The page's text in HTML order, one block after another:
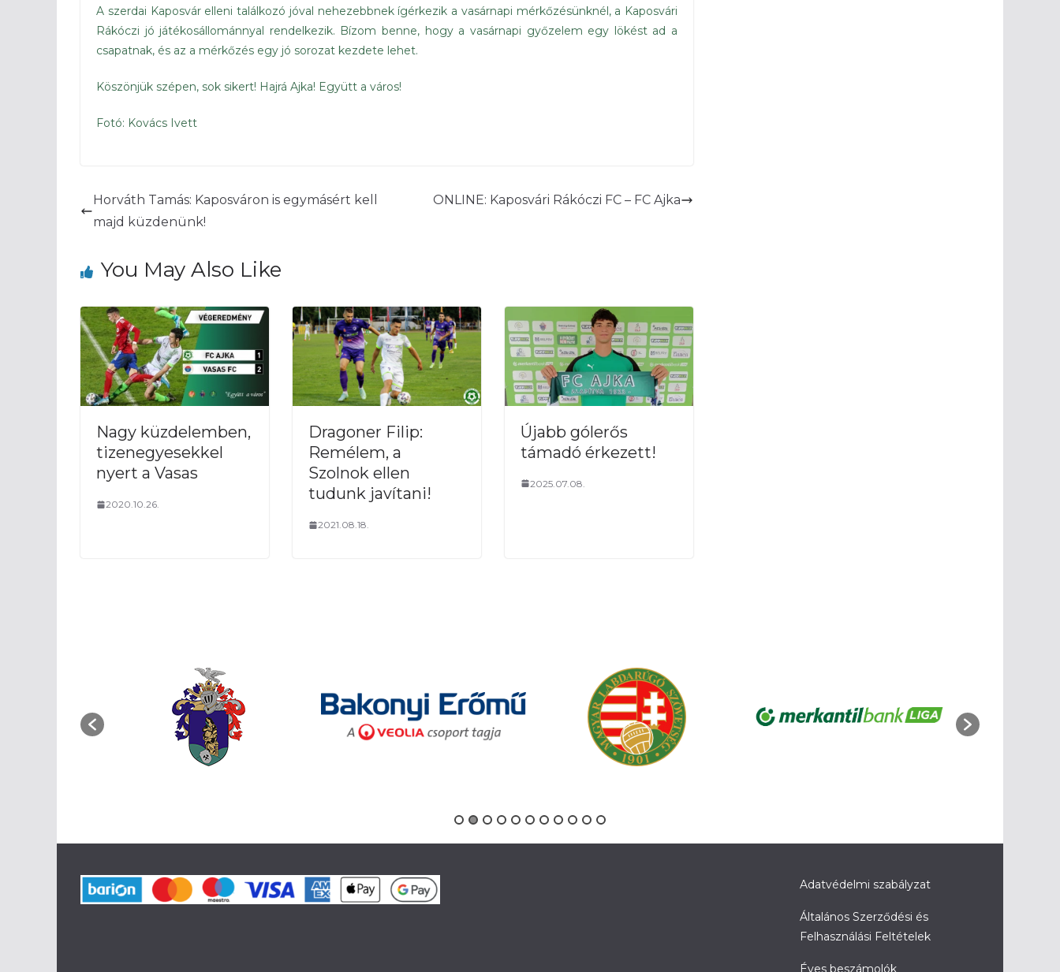
A szerdai Kaposvár elleni találkozó jóval nehezebbnek ígérkezik a vasárnapi mérkőzésünknél, a Kaposvári
Rákóczi jó játékosállománnyal rendelkezik. Bízom benne, hogy a vasárnapi győzelem egy lökést ad a
csapatnak, és az a mérkőzés egy jó sorozat kezdete lehet.
Köszönjük szépen, sok sikert! Hajrá Ajka! Együtt a város!
Fotó: Kovács Ivett
Horváth Tamás: Kaposváron is egymásért kell
majd küzdenünk!
ONLINE: Kaposvári Rákóczi FC – FC Ajka
You May Also Like
Nagy küzdelemben,
tizenegyesekkel
nyert a Vasas
2020.10.26.
Dragoner Filip:
Remélem, a
Szolnok ellen
tudunk javítani!
2021.08.18.
Újabb gólerős
támadó érkezett!
2025.07.08.
Adatvédelmi szabályzat
Általános Szerződési és
Felhasználási Feltételek
Éves beszámolók